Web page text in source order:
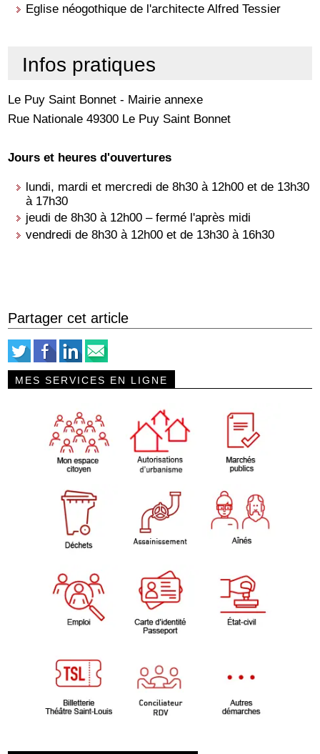
Eglise néogothique de l'architecte Alfred Tessier
Infos pratiques
Le Puy Saint Bonnet - Mairie annexe
Rue Nationale 49300 Le Puy Saint Bonnet
Jours et heures d'ouvertures
lundi, mardi et mercredi de 8h30 à 12h00 et de 13h30
à 17h30
jeudi de 8h30 à 12h00 – fermé l'après midi
vendredi de 8h30 à 12h00 et de 13h30 à 16h30
Partager cet article
MES SERVICES EN LIGNE